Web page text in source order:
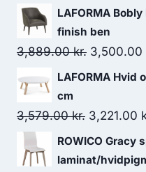
LAFORMA
finish ben
3,889.00kr. 3,500.00
LAFORMA Hvid
cm
3,579.00kr. 3,221.00
ROWICO Gracy
laminat/